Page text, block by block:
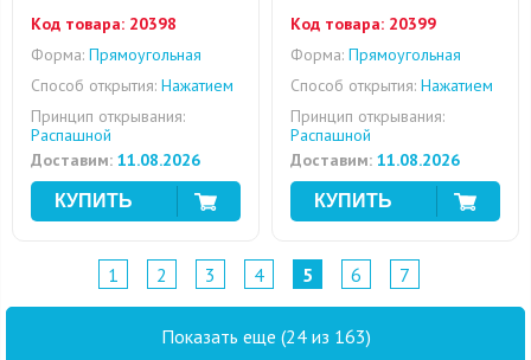
Код товара: 20398
Форма: Прямоугольная
Способ открытия: Нажатием
Принцип открывания:
Распашной
Доставим: 11.08.2026
Код товара: 20399
Форма: Прямоугольная
Способ открытия: Нажатием
Принцип открывания:
Распашной
Доставим: 11.08.2026
1 2 3 4 5 6 7
Показать еще (24 из 163)